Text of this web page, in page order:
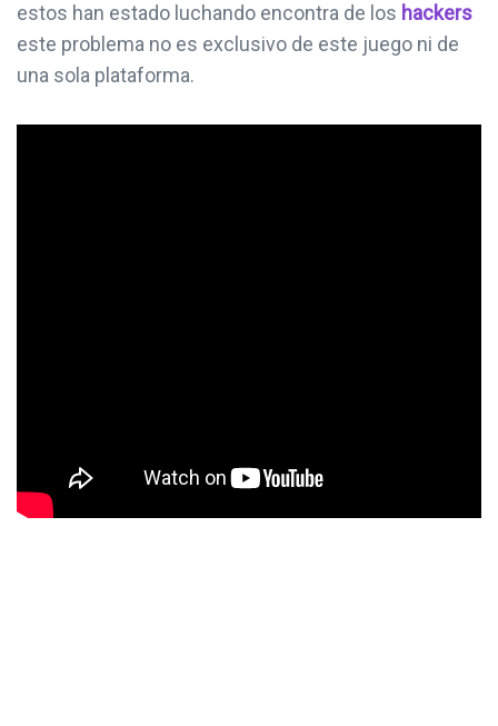
estos han estado luchando encontra de los hackers
este problema no es exclusivo de este juego ni de
una sola plataforma.